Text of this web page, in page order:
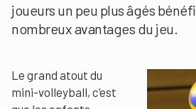
joueurs un peu plus âgés
nombreux avantages du jeu.
Le grand atout du
mini-volleyball, c’est